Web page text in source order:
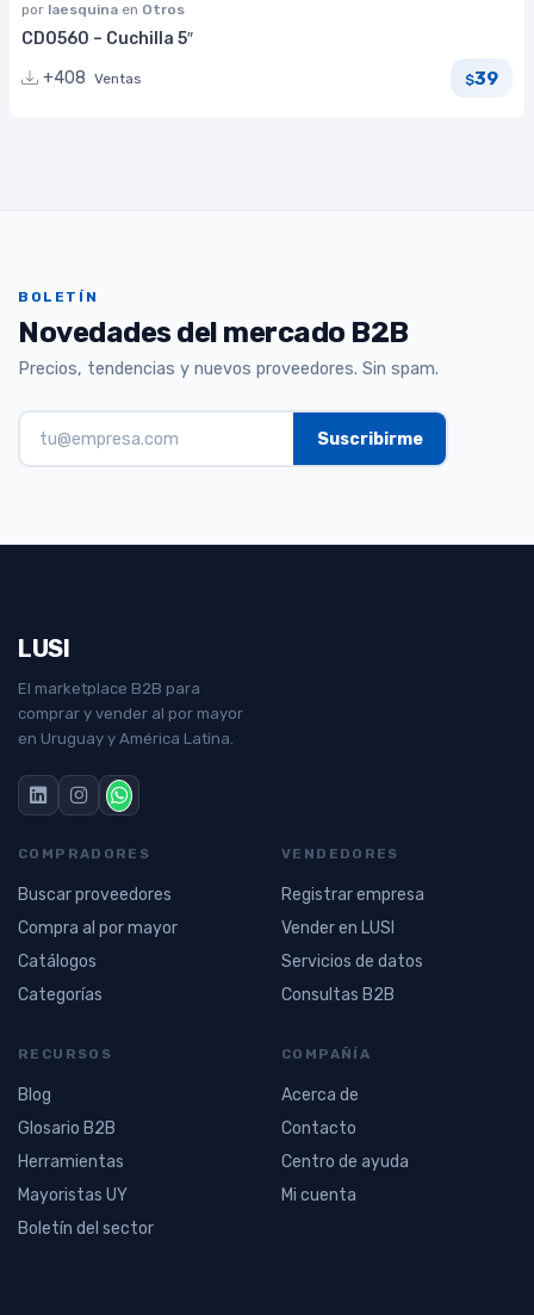
por laesquina en Otros
CD0560 – Cuchilla 5″
+408 Ventas $39
BOLETÍN
Novedades del mercado B2B
Precios, tendencias y nuevos proveedores. Sin spam.
LUSI
El marketplace B2B para
comprar y vender al por mayor
en Uruguay y América Latina.
COMPRADORES
Buscar proveedores
Compra al por mayor
Catálogos
Categorías
VENDEDORES
Registrar empresa
Vender en LUSI
Servicios de datos
Consultas B2B
RECURSOS
Blog
Glosario B2B
Herramientas
Mayoristas UY
Boletín del sector
COMPAÑÍA
Acerca de
Contacto
Centro de ayuda
Mi cuenta